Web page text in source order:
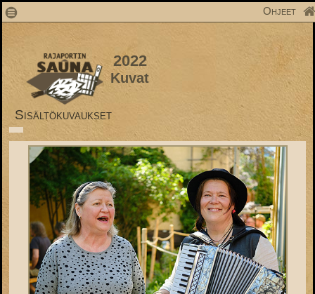
1 Ohjeet
2022
Kuvat
Sisältökuvaukset